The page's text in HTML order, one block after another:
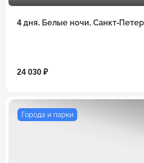
4 дня. Белые ночи. Санкт-
24 030 ₽
Города и парки